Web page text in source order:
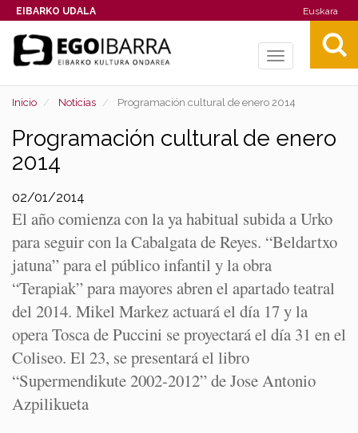
EIBARKO UDALA Euskara
Toggle
Inicio Noticias Programación cultural de enero 2014
Programación cultural de enero
2014
02/01/2014
El año comienza con la ya habitual subida a Urko
para seguir con la Cabalgata de Reyes. “Beldartxo
jatuna” para el público infantil y la obra
“Terapiak” para mayores abren el apartado teatral
del 2014. Mikel Markez actuará el día 17 y la
opera Tosca de Puccini se proyectará el día 31 en el
Coliseo. El 23, se presentará el libro
“Supermendikute 2002-2012” de Jose Antonio
Azpilikueta